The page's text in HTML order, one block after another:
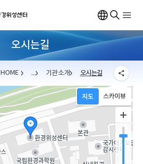
오시는길
HOME ... 기관소개
위성영상
자료서비스
환경위성 천리안2B
센터소식
기관소개
오시는길
인사말
개요
주요업무
오시는길